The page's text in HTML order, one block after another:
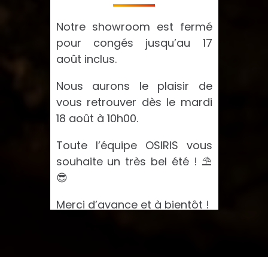
Notre showroom est fermé
pour congés jusqu’au 17
août inclus.
Nous aurons le plaisir de
vous retrouver dès le mardi
18 août à 10h00.
Toute l’équipe OSIRIS vous
souhaite un très bel été ! ⛱️
😎
Merci d’avance et à bientôt !